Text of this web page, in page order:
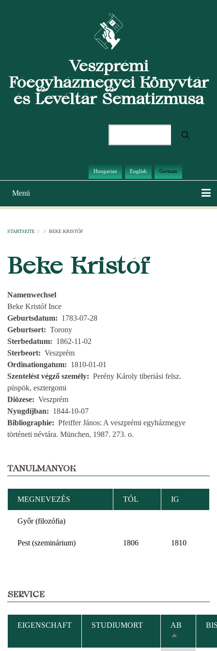
Veszprémi
Főegyházmegyei Könyvtár
és Levéltár Sematizmusa
Hungarian English German
Hauptnavigation
Menü
STARTSEITE / / BEKE KRISTÓF
Beke Kristóf
Namenwechsel
Beke Kristóf Ince
Geburtsdatum
1783-07-28
Geburtsort
Torony
Sterbedatum
1862-11-02
Sterbeort
Veszprém
Ordinationgatum
1810-01-01
Szentelést végző személy
Perény Károly tiberiási felsz.
püspök, esztergomi
Diözese
Veszprém
Nyugdíjban
1844-10-07
Bibliographie
Pfeiffer János: A veszprémi egyházmegye
történeti névtára. München, 1987. 273. o.
TANULMÁNYOK
MEGNEVEZÉS TÓL IG
Győr (filozófia)
Pest (szeminárium) 1806 1810
SERVICE
EIGENSCHAFT STUDIUMORT
AB
SORTIEREN